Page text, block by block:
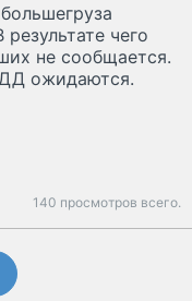
чего
не сообщается.
ожидаются.
140 просмотров всего.